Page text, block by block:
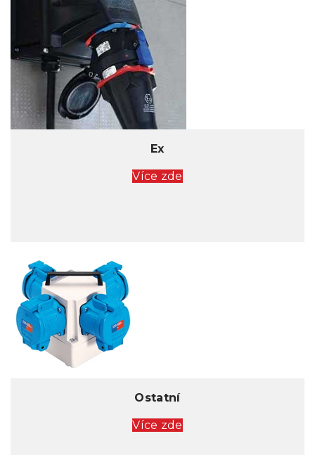
Ex
Více zde
Ostatní
Více zde